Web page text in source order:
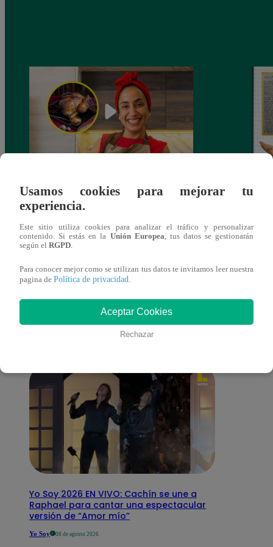
antes de Navidad?
También te puede
interesar
Yo Soy 2026 EN VIVO: Cachín se une a
Raphael para cantar una espectacular
versión de “Amor mío”
Yo Soy 08 de agosto 2026
Usamos cookies para mejorar tu
experiencia.
Este sitio utiliza cookies para analizar el tráfico y personalizar
contenido. Si estás en la Unión Europea , tus datos se gestionarán
según el RGPD
Para conocer mejor como se utilizan tus datos te invitamos leer nuestra
pagina de Política de privacidad
Aceptar Cookies
Rechazar